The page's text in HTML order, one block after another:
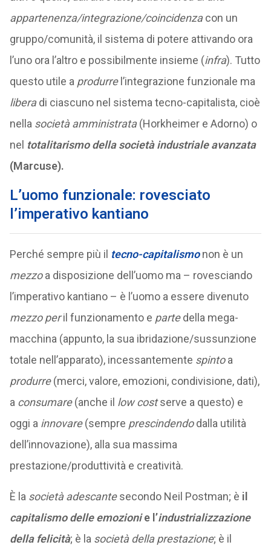
appartenenza/integrazione/coincidenzacon un
gruppo/comunità, il sistema di potere attivando ora
l’uno ora l’altro e possibilmente insieme (infra). Tutto
questo utile a produrrel’integrazione funzionale ma
liberadi ciascuno nel sistema tecno-capitalista, cioè
nella società amministrata(Horkheimer e Adorno) o
nel totalitarismo della società industriale avanzata
(Marcuse).
L’uomo funzionale: rovesciato
l’imperativo kantiano
Perché sempre più il tecno-capitalismonon è un
mezzoa disposizione dell’uomo ma – rovesciando
l’imperativo kantiano – è l’uomo a essere divenuto
mezzo peril funzionamento e partedella mega-
macchina (appunto, la sua ibridazione/sussunzione
totale nell’apparato), incessantemente spintoa
produrre(merci, valore, emozioni, condivisione, dati),
a consumare(anche il low costserve a questo) e
oggi a innovare(sempre prescindendodalla utilità
dell’innovazione), alla sua massima
prestazione/produttività e creatività.
È la società adescantesecondo Neil Postman; è il
capitalismo delle emozionie l’industrializzazione
della felicità; è la società della prestazione; è il